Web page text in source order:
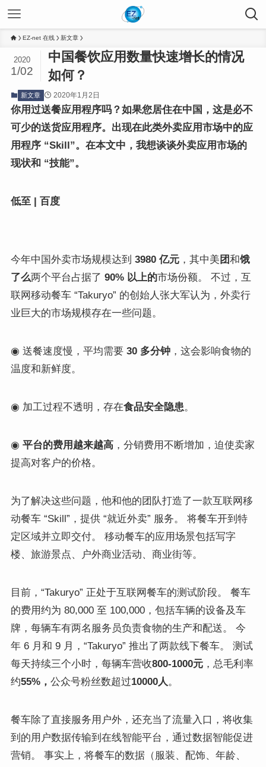
EZ-net 在线 新文章
中国餐饮应用数量快速增长的情况
如何？
2020
1/02
新文章 2020年1月2日
你用过送餐应用程序吗？ 如果您居住在中国，这是必不
可少的送货应用程序。 出现在此类外卖应用市场中的应
用程序 “Skill”。 在本文中，我想谈谈外卖应用市场的
现状和 “技能”。
低至 | 百度
今年中国外卖市场规模达到 3980 亿元，其中美 团和饿
了么两个平台占据了 90% 以上的市场份额。 不过，互
联网移动餐车 “Takuryo” 的创始人张大军认为，外卖行
业巨大的市场规模存在一些问题。
◉ 送餐速度慢，平均需要 30 多分钟，这会影响食物的
温度和新鲜度。
◉ 加工过程不透明，存在食品安全隐患。
◉ 平台的费用越来越高，分销费用不断增加，迫使卖家
提高对客户的价格。
为了解决这些问题，他和他的团队打造了一款互联网移
动餐车 “Skill”，提供 “就近外卖” 服务。 将餐车开到特
定区域并立即交付。 移动餐车的应用场景包括写字
楼、旅游景点、户外商业活动、商业街等。
目前，“Takuryo” 正处于互联网餐车的测试阶段。 餐车
的费用约为 80,000 至 100,000，包括车辆的设备及车
牌，每辆车有两名服务员负责食物的生产和配送。 今
年 6 月和 9 月，“Takuryo” 推出了两款线下餐车。 测试
每天持续三个小时，每辆车营收800-1000元，总毛利率
约55%， 公众号粉丝数超过10000人。
餐车除了直接服务用户外，还充当了流量入口，将收集
到的用户数据传输到在线智能平台，通过数据智能促进
营销。 事实上，将餐车的数据（服装、配饰、年龄、